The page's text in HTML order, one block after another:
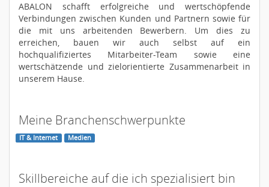
ABALON schafft erfolgreiche und wertschöpfende
Verbindungen zwischen Kunden und Partnern sowie für
die mit uns arbeitenden Bewerbern. Um dies zu
erreichen, bauen wir auch selbst auf ein
hochqualifiziertes Mitarbeiter-Team sowie eine
wertschätzende und zielorientierte Zusammenarbeit in
unserem Hause.
Meine Branchenschwerpunkte
IT & Internet Medien
Skillbereiche auf die ich spezialisiert bin